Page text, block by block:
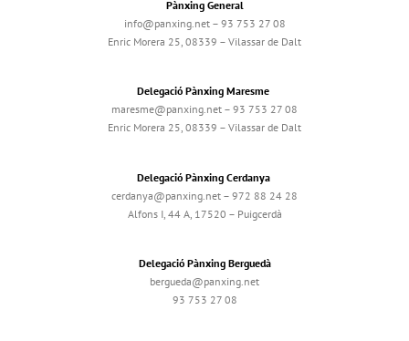
Pànxing General
info@panxing.net – 93 753 27 08
Enric Morera 25, 08339 – Vilassar de Dalt
Delegació Pànxing Maresme
maresme@panxing.net – 93 753 27 08
Enric Morera 25, 08339 – Vilassar de Dalt
Delegació Pànxing Cerdanya
cerdanya@panxing.net – 972 88 24 28
Alfons I, 44 A, 17520 – Puigcerdà
Delegació Pànxing Berguedà
bergueda@panxing.net
93 753 27 08